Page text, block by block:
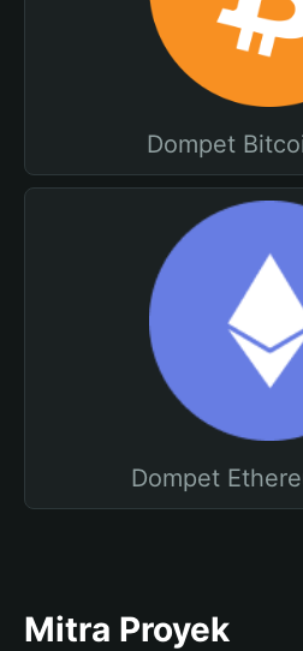
Dompet
Dompet
Mitra Proyek